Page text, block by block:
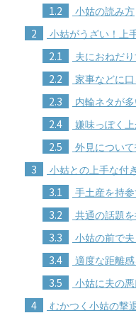
1.2 小姑の読み方
2 小姑がうざい！上
2.1 夫におねだり
2.2 家事などに
2.3 内輪ネタが多
2.4 嫌味っぽく
2.5 外見につい
3 小姑との上手な付
3.1 手土産を持参
3.2 共通の話題
3.3 小姑の前で
3.4 適度な距離感
3.5 小姑に夫の
4 むかつく小姑の撃